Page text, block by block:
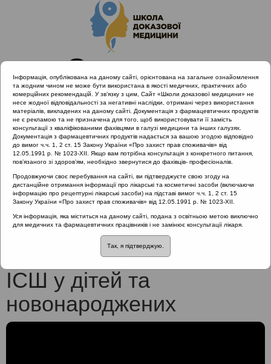
Головна
Проведені заходи
Науково-практична конференція «Раціональне лікування
VS. Раціональна АБ терапія» Одеса 6.04.2019
Антибактеріальні субстанції для лікування ІСШ у дітей та
новонароджених
Антибактеріальні
субстанції для лікування
ІСШ у дітей та
новонароджених
Інформація, опублікована на даному сайті, орієнтована на загальне ознайомлення
та жодним чином не може бути використана в якості медичних, практичних або
комерційних рекомендацій. У зв’язку з цим, Сайт «Школи доказової медицини» не
несе жодної відповідальності за негативні наслідки, отримані через використання
матеріалів, викладених на даному сайті. Документація з фармацевтичних продуктів
не є рекламою та не призначена для того, щоб використовувати її замість
консультації з кваліфікованими фахівцями в галузі медицини та інших галузях.
Документація з фармацевтичних продуктів надається за вашою згодою відповідно
до вимог ч.ч. 1, 2 ст. 15 Закону України «Про захист прав споживачів» від
12.05.1991 р. № 1023-XII. Якщо вам потрібна консультація з конкретного питання,
пов’язаного зі здоров’ям, необхідно звернутися до фахівців- професіоналів.
Продовжуючи своє перебування на сайті, ви підтверджуєте свою згоду на
дистанційне отримання інформації про лікарські та косметичні засоби (включаючи
інформацію про рецептурні лікарські засоби) на підставі вимог ч.ч. 1, 2 ст. 15
Закону України «Про захист прав споживачів» від 12.05.1991 р. № 1023-XII.
Уся інформація, яка міститься на даному сайті, подана з освітньою метою виключно
для медичних та фармацевтичних працівників і не замінює консультації лікаря.
Так, я підтверджую.